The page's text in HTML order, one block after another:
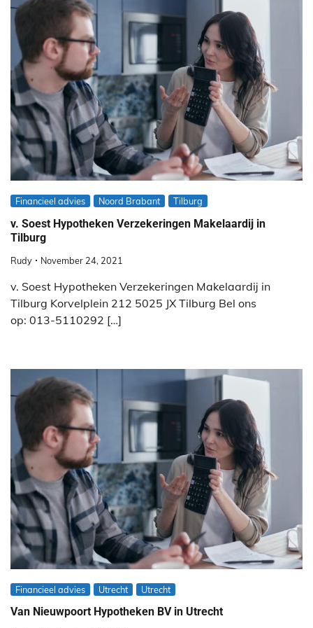
Financieel advies Noord Brabant Tilburg
v. Soest Hypotheken Verzekeringen Makelaardij in
Tilburg
Rudy November 24, 2021
v. Soest Hypotheken Verzekeringen Makelaardij in
Tilburg Korvelplein 212 5025 JX Tilburg Bel ons
op: 013-5110292 […]
Financieel advies Utrecht Utrecht
Van Nieuwpoort Hypotheken BV in Utrecht